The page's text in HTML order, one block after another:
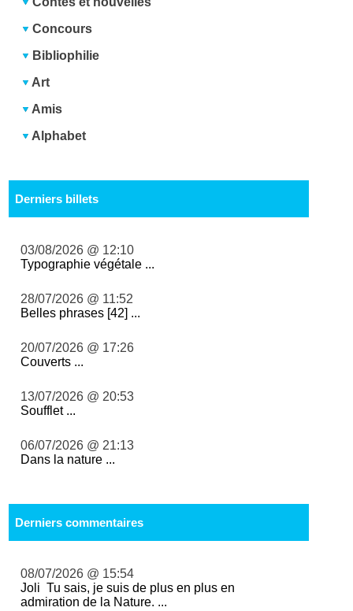
Concours
Bibliophilie
Art
Amis
Alphabet
Derniers billets
03/08/2026 @ 12:10
Typographie végétale ...
28/07/2026 @ 11:52
Belles phrases [42] ...
20/07/2026 @ 17:26
Couverts ...
13/07/2026 @ 20:53
Soufflet ...
06/07/2026 @ 21:13
Dans la nature ...
Derniers commentaires
08/07/2026 @ 15:54
Joli Tu sais, je suis de plus en plus en
admiration de la Nature. ...